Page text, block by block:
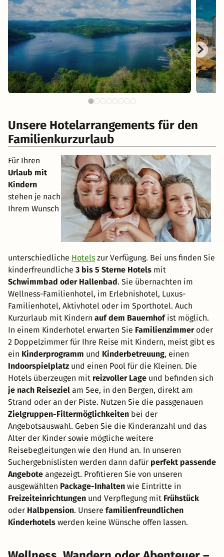
Unsere Hotelarrangements für den
Familienkurzurlaub
Für Ihren
Urlaub mit
Kindern
stehen je nach
Ihrem Wunsch
unterschiedliche Hotels zur Verfügung. Bei uns finden Sie
kinderfreundliche 3 bis 5 Sterne Hotels mit
Schwimmbad oder Hallenbad . Sie übernachten im
Wellness-Familienhotel, im Erlebnishotel, Luxus-
Familienhotel, Aktivhotel oder im Sporthotel. Auch
Kurzurlaub mit Kindern auf dem Bauernhofist möglich.
In einem Kinderhotel erwarten Sie Familienzimmeroder
2 Doppelzimmer für Ihre Reise mit Kindern, meist gibt es
ein Kinderprogramm und Kinderbetreuung, einen
Indoorspielplatz und einen Pool für die Kleinen. Die
Hotels überzeugen mit reizvoller Lage und befinden sich
je nach Reiseziel am See, in den Bergen, direkt am
Strand oder an der Piste. Nutzen Sie die passgenauen
Zielgruppen-Filtermöglichkeiten bei der
Angebotsauswahl. Geben Sie die Kinderanzahl und das
Alter der Kinder sowie mögliche weitere
Reisebegleitungen wie den Hund an. In unseren
Suchergebnislisten werden dann dafür perfekt passende
Angebote angezeigt. Profitieren Sie von unseren
ausgewählten Package-Inhalten wie Eintritte in
Freizeiteinrichtungen und Verpflegung mit Frühstück
oder Halbpension. Unsere familienfreundlichen
Kinderhotels werden keine Wünsche offen lassen.